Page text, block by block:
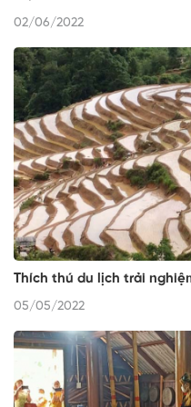
02/06/2022
Thích thú du lịch trải
05/05/2022